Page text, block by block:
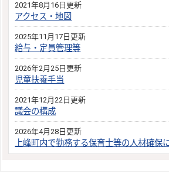
2021年8月16日更新
アクセス・地図
2025年11月17日更新
給与・定員管理等
2026年2月25日更新
児童扶養手当
2021年12月22日更新
議会の構成
2026年4月28日更新
上峰町内で勤務する保育士等の人材確保